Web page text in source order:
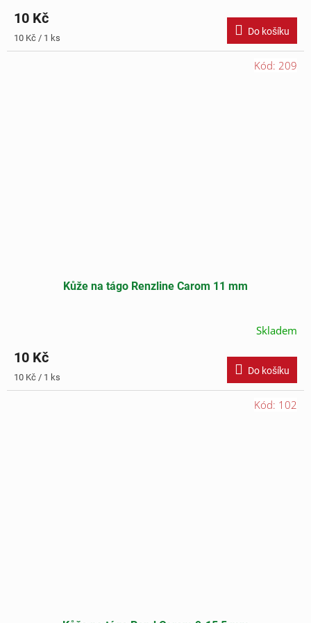
10 Kč
Měrná
cena:
10 Kč / 1 ks
Do košíku
Kůže na tágo Renzline Carom 11 mm
Skladem
10 Kč
Měrná
cena:
10 Kč / 1 ks
Do košíku
Kód: 209
Kód: 102